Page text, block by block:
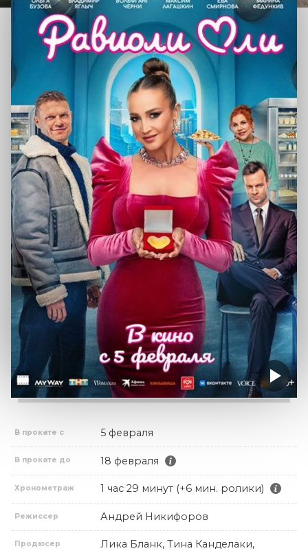
В прокате с 5 февраля
В прокате до 18 февраля
Хронометраж 1 час 29 минут (+6 мин. ролики)
Режиссер Андрей Никифоров
Продюсер
Лика Бланк, Тина Канделаки,